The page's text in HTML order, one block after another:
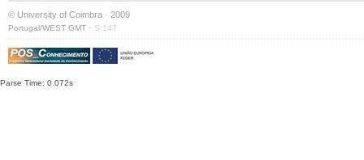
© University of Coimbra · 2009
Portugal/WEST GMT · S:147
Parse Time: 0.072s